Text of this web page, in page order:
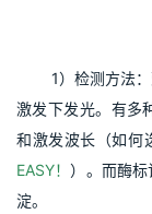
1）检测方法
激发下发光。有多
和激发波长（如何
EASY！）。而酶
淀。